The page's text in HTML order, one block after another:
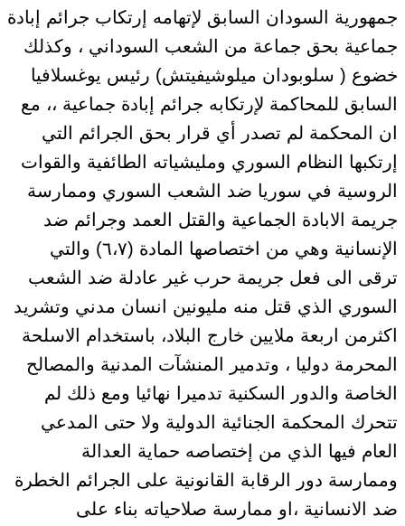
جمهورية السودان السابق لإتهامه إرتكاب جرائم إبادة
جماعية بحق جماعة من الشعب السوداني ، وكذلك
خضوع ( سلوبودان ميلوشيفيتش) رئيس يوغسلافيا
السابق للمحاكمة لإرتكابه جرائم إبادة جماعية ،، مع
ان المحكمة لم تصدر أي قرار بحق الجرائم التي
إرتكبها النظام السوري ومليشياته الطائفية والقوات
الروسية في سوريا ضد الشعب السوري وممارسة
جريمة الابادة الجماعية والقتل العمد وجرائم ضد
الإنسانية وهي من اختصاصها المادة (٦،٧) والتي
ترقى الى فعل جريمة حرب غير عادلة ضد الشعب
السوري الذي قتل منه مليونين انسان مدني وتشريد
اكثرمن اربعة ملايين خارج البلاد، باستخدام الاسلحة
المحرمة دوليا ، وتدمير المنشآت المدنية والمصالح
الخاصة والدور السكنية تدميرا نهائيا ومع ذلك لم
تتحرك المحكمة الجنائية الدولية ولا حتى المدعي
العام فيها الذي من إختصاصه حماية العدالة
وممارسة دور الرقابة القانونية على الجرائم الخطرة
ضد الانسانية ،او ممارسة صلاحياته بناء على